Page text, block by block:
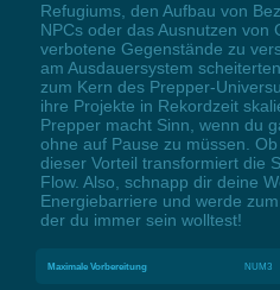
Refugiums, den Aufbau von
NPCs oder das Ausnutzen von
verbotene Gegenstände zu
am Ausdauersystem
zum Kern des Prepper-
ihre Projekte in Rekordzeit
Prepper macht Sinn, wenn du
ohne auf Pause zu müssen.
dieser Vorteil transformiert die
Flow. Also, schnapp dir deine
Energiebarriere und werde
der du immer sein wolltest!
Maximale Vorbereitung NUM3